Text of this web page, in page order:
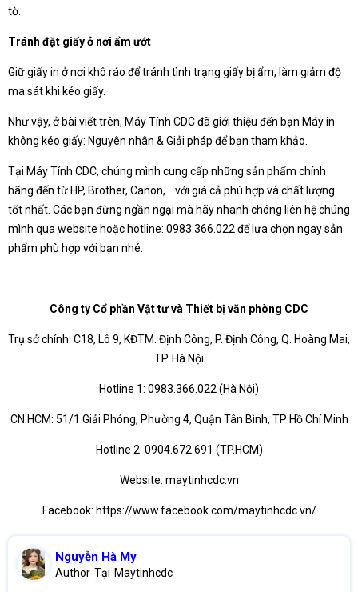
tờ.
Tránh đặt giấy ở nơi ẩm ướt
Giữ giấy in ở nơi khô ráo để tránh tình trạng giấy bị ẩm, làm giảm độ
ma sát khi kéo giấy.
Như vậy, ở bài viết trên, Máy Tính CDC đã giới thiệu đến bạn Máy in
không kéo giấy: Nguyên nhân & Giải pháp để bạn tham khảo.
Tại Máy Tính CDC, chúng mình cung cấp những sản phẩm chính
hãng đến từ HP, Brother, Canon,... với giá cả phù hợp và chất lượng
tốt nhất. Các bạn đừng ngần ngại mà hãy nhanh chóng liên hệ chúng
mình qua website hoặc hotline: 0983.366.022 để lựa chọn ngay sản
phẩm phù hợp với bạn nhé.
Công ty Cổ phần Vật tư và Thiết bị văn phòng CDC
Trụ sở chính: C18, Lô 9, KĐTM. Định Công, P. Định Công, Q. Hoàng Mai,
TP. Hà Nội
Hotline 1: 0983.366.022 (Hà Nội)
CN.HCM: 51/1 Giải Phóng, Phường 4, Quận Tân Bình, TP Hồ Chí Minh
Hotline 2: 0904.672.691 (TP.HCM)
Website: maytinhcdc.vn
Facebook: https://www.facebook.com/maytinhcdc.vn/
Nguyễn Hà My
Author Tại Maytinhcdc